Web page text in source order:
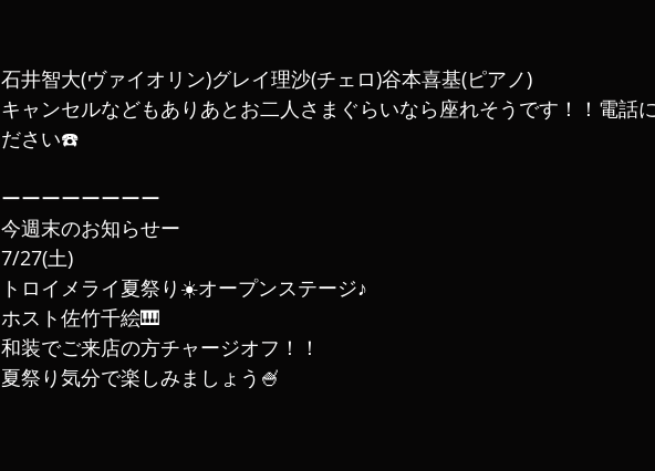
石井智大(ヴァイオリン)グレイ理沙(チェロ)谷本喜基(ピアノ)
キャンセルなどもありあとお二人さまぐらいなら座れそうです！！電話
ださい☎️
ーーーーーーーー
今週末のお知らせー
7/27(土)
トロイメライ夏祭り☀️オープンステージ♪
ホスト佐竹千絵🎹
和装でご来店の方チャージオフ！！
夏祭り気分で楽しみましょう🍧